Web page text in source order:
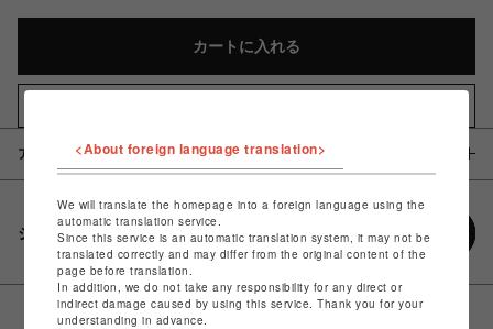
カートに入れる
アイテム説明 / 素材
シェアする
<About foreign language translation>
We will translate the homepage into a foreign language using the
automatic translation service.
Since this service is an automatic translation system, it may not be
translated correctly and may differ from the original content of the
page before translation.
In addition, we do not take any responsibility for any direct or
indirect damage caused by using this service. Thank you for your
understanding in advance.